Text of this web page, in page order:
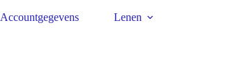
Accountgegevens Lenen